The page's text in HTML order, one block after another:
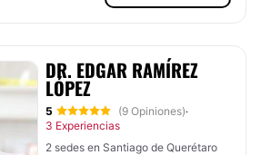
DR. EDGAR RAMÍREZ
LÓPEZ
5 (9 Opiniones)·
3 Experiencias
2 sedes en Santiago de Querétaro